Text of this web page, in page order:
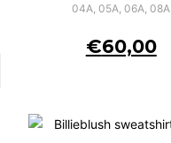
04A, 05A, 06A, 08A
€60,00